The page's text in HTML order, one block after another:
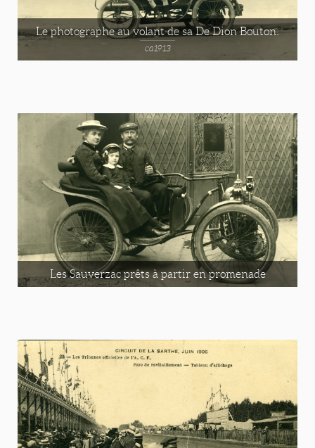
Le photographe au volant de sa De Dion Bouton.
ca1913
Les Sauverzac prêts à partir en promenade